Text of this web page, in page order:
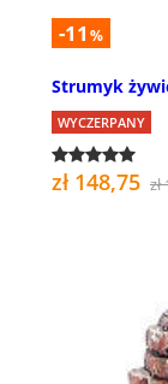
-11 %
Strumyk
WYCZERPANY
zł 148,75 zł